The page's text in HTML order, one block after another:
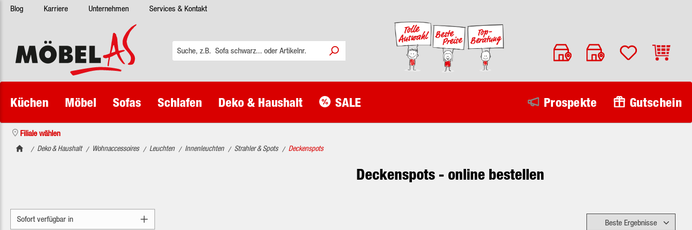
Hauptinhalt springen
Zur Suche springen
Zur Hauptnavigation springen
Blog Karriere Unternehmen Services & Kontakt
Küchen Möbel Sofas Schlafen Deko & Haushalt SALE Prospekte Gutschein
Filiale wählen
/ Deko & Haushalt / Wohnaccessoires / Leuchten / Innenleuchten / Strahler & Spots / Deckenspots
Deckenspots - online bestellen
Sofort verfügbar in